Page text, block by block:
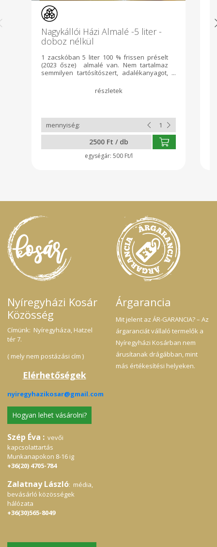
Nagykállói Házi Almalé -5 liter -
doboz nélkül
1 zacskóban 5 liter 100 % frissen préselt
(2023 ősze) almalé van. Nem tartalmaz
semmilyen tartósítószert, adalékanyagot,
felbontás után, hűtés nélkül 3 hétig
megőrzi a minőségét. Felbontás nélkül
2500 Ft / db
500 Ft/l
Nyíregyházi Kosár
Közösség
Címünk: Nyíregyháza, Hatzel
tér 7.
( mely nem postázási cím )
Elérhetőségek
nyiregyhazikosar@gmail.com
Hogyan lehet vásárolni?
Szép Éva : vevői
kapcsolattartás
Munkanapokon 8-16 ig
+36(20) 4705-784
Zalatnay László: média,
bevásárló közösségek
hálózata
+36(30)565-8049
Árgarancia
Mit jelent az ÁR-GARANCIA? – Az
árgaranciát vállaló termelők a
Nyíregyházi Kosárban nem
árusítanak drágábban, mint
más értékesítési helyeken.